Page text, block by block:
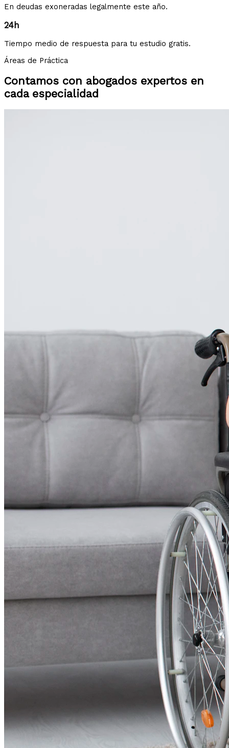
En deudas exoneradas legalmente este año.
24h
Tiempo medio de respuesta para tu estudio gratis.
Áreas de Práctica
Contamos con abogados expertos en
cada especialidad